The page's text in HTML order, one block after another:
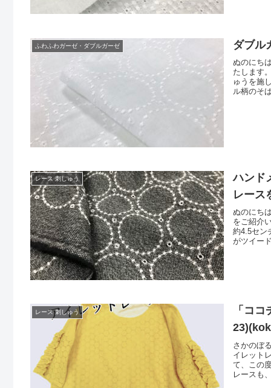
ふわふわガーゼ・ダブルガーゼ ダブル
ぬのにち
たします
ゅうを施
ル柄のそ
レース 刺しゅう
ハンド
レース
ぬのにち
をご紹介
約4.5セン
がツイー
レース 刺しゅう
「コ
さかのぼ
イレット
て、この
レースも